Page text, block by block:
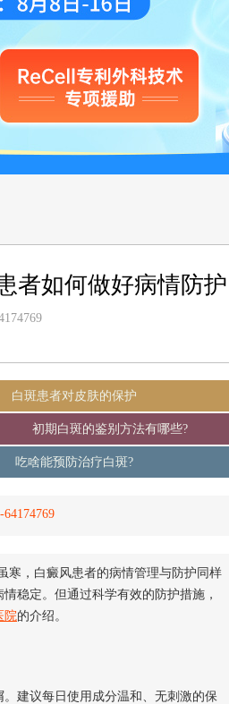
者如何做好病情防护
白斑患者对皮肤的保护
初期白斑的鉴别方法有哪些?
吃啥能预防治疗白斑?
64174769
寒，白癜风患者的病情管理与防护同样
稳定。但通过科学有效的防护措施，
院的介绍。
建议每日使用成分温和、无刺激的保